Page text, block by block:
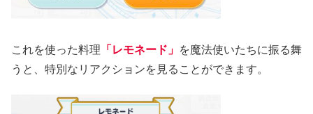
これを使った料理 「レモネード」 を魔法使いたちに振る舞
うと、特別なリアクションを見ることができます。